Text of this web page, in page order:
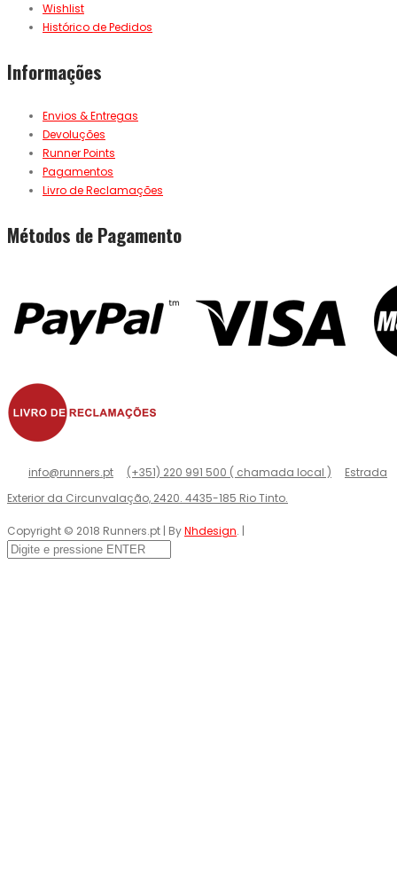
Wishlist
Histórico de Pedidos
Informações
Envios & Entregas
Devoluções
Runner Points
Pagamentos
Livro de Reclamações
Métodos de Pagamento
info@runners.pt (+351) 220 991 500 ( chamada local )
Estrada
Exterior da Circunvalação, 2420. 4435-185 Rio Tinto.
Copyright © 2018 Runners.pt | ByNhdesign. |